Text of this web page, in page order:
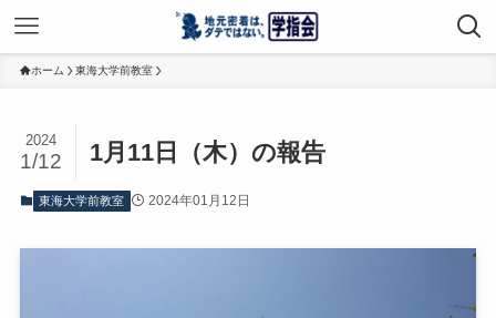
ホーム 東海大学前教室
1月11日（木）の報告
2024
1/12
東海大学前教室 2024年01月12日